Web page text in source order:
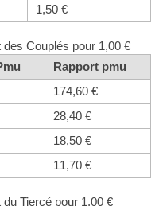
1,50 €
Couplés pour 1,00 €
Rapport pmu
174,60 €
28,40 €
18,50 €
11,70 €
Tiercé pour 1,00 €